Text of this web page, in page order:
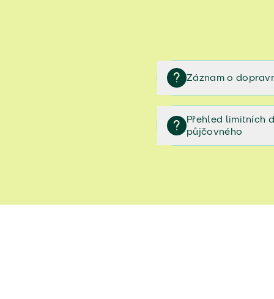
Záznam o
Záznam o dopravní
Přehled limitních
půjčovného